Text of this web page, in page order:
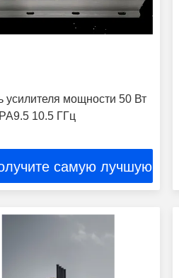
усилителя мощности 50 Вт
10.5 ГГц
самую лучшую